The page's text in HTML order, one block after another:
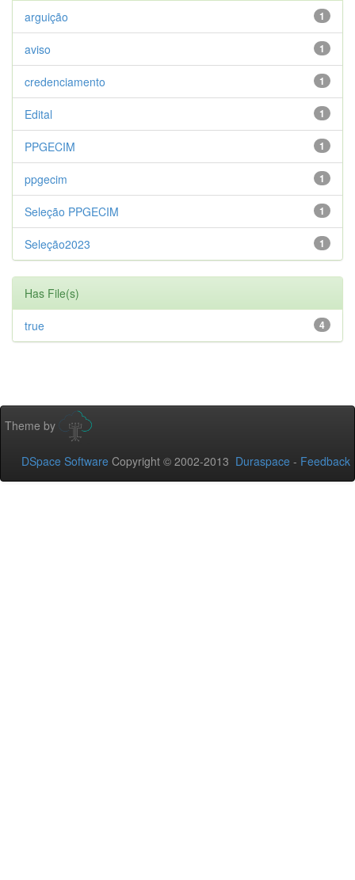
1
arguição
1
aviso
1
credenciamento
1
Edital
1
PPGECIM
1
ppgecim
1
Seleção PPGECIM
1
Seleção2023
Has File(s)
4
true
Theme by
DSpace Software Copyright © 2002-2013 Duraspace - Feedback